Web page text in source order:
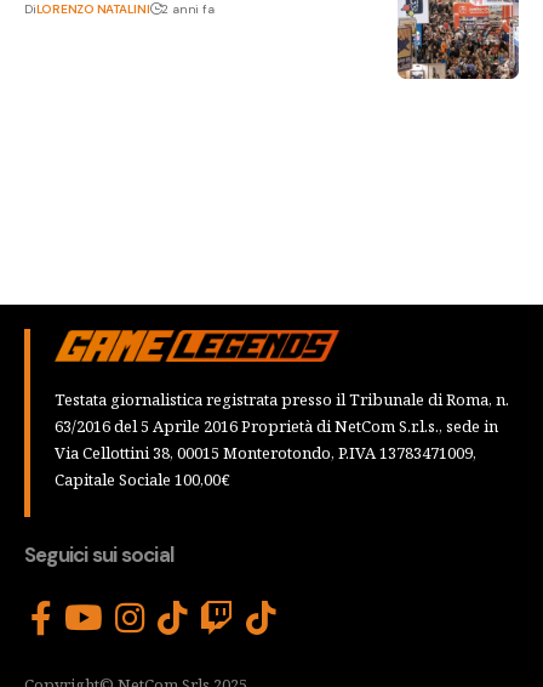
DiLORENZO NATALINI 2 anni fa
Testata giornalistica registrata presso il Tribunale di Roma, n.
63/2016 del 5 Aprile 2016 Proprietà di NetCom S.r.l.s., sede in
Via Cellottini 38, 00015 Monterotondo, P.IVA 13783471009,
Capitale Sociale 100,00€
Seguici sui social